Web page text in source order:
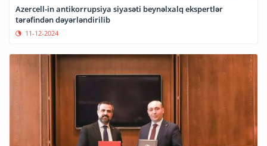
Azercell-in antikorrupsiya siyasəti beynəlxalq ekspertlər
tərəfindən dəyərləndirilib
11-12-2024